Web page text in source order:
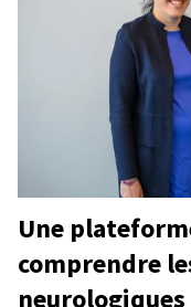
Une
comprendre
neurologiques